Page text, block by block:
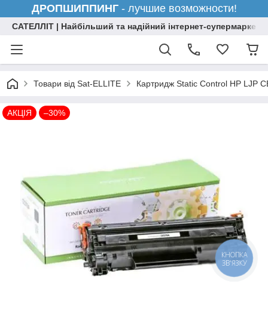
ДРОПШИППИНГ- лучшие возможности!
САТЕЛЛІТ | Найбільший та надійний інтернет-супермаркет
Товари від Sat-ELLITE Картридж Static Control HP LJP
АКЦІЯ –30%
КНОПКА
ЗВ'ЯЗКУ